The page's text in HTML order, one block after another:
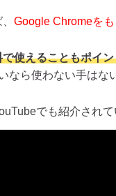
Google Chromeを
で使えることもポイ
なら使わない手はな
でも紹介されて